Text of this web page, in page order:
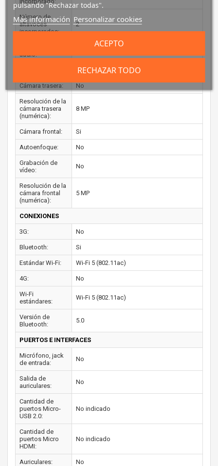
Número de
altavoces
incorporados:
2
audio:
CÁMARA FOTOGRÁFICA
Cámara trasera: No
Resolución de la
cámara trasera
(numérica):
8 MP
Cámara frontal: Si
Autoenfoque: No
Grabación de
vídeo:
No
Resolución de la
cámara frontal
(numérica):
5 MP
CONEXIONES
3G: No
Bluetooth: Si
Estándar Wi-Fi: Wi-Fi 5 (802.11ac)
4G: No
Wi-Fi
estándares:
Wi-Fi 5 (802.11ac)
Versión de
Bluetooth:
5.0
PUERTOS E INTERFACES
Micrófono, jack
de entrada:
No
Salida de
auriculares:
No
Cantidad de
puertos Micro-
USB 2.0:
No indicado
Cantidad de
puertos Micro
HDMI:
No indicado
Auriculares: No
pulsando "Rechazar todas".
Más información Personalizar cookies
RECHAZAR TODO
ACEPTO